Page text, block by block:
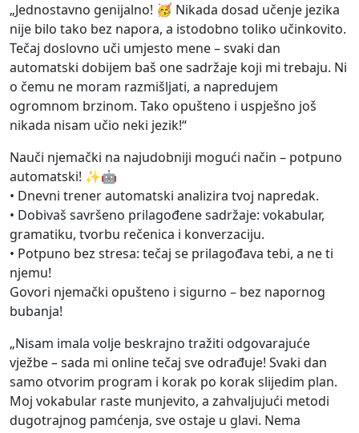
„Jednostavno genijalno! 🥳 Nikada dosad učenje jezika
nije bilo tako bez napora, a istodobno toliko učinkovito.
Tečaj doslovno uči umjesto mene – svaki dan
automatski dobijem baš one sadržaje koji mi trebaju. Ni
o čemu ne moram razmišljati, a napredujem
ogromnom brzinom. Tako opušteno i uspješno još
nikada nisam učio neki jezik!“
Nauči njemački na najudobniji mogući način – potpuno
automatski! ✨🤖
• Dnevni trener automatski analizira tvoj napredak.
• Dobivaš savršeno prilagođene sadržaje: vokabular,
gramatiku, tvorbu rečenica i konverzaciju.
• Potpuno bez stresa: tečaj se prilagođava tebi, a ne ti
njemu!
Govori njemački opušteno i sigurno – bez napornog
bubanja!
„Nisam imala volje beskrajno tražiti odgovarajuće
vježbe – sada mi online tečaj sve odrađuje! Svaki dan
samo otvorim program i korak po korak slijedim plan.
Moj vokabular raste munjevito, a zahvaljujući metodi
dugotrajnog pamćenja, sve ostaje u glavi. Nema